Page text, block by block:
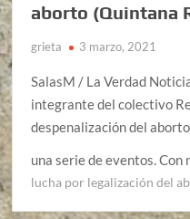
aborto (Quintana
grieta 3 marzo, 2021
SalasM / La Verdad
integrante del colectivo
despenalización del
una serie de eventos. Con
lucha por legalización del